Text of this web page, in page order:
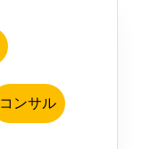
コンサル